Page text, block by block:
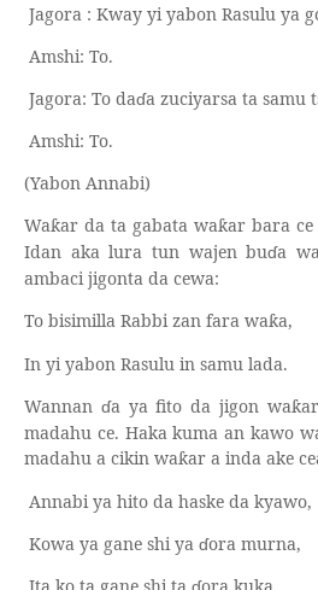
Jagora : Kway yi yabon Rasulu ya
Amshi: To.
Jagora: To daɗa zuciyarsa ta samu
Amshi: To.
(Yabon Annabi)
Waƙar da ta gabata waƙar bara ce
Idan aka lura tun wajen buɗa
ambaci jigonta da cewa:
To bisimilla Rabbi zan fara waƙa,
In yi yabon Rasulu in samu lada.
Wannan ɗa ya fito da jigon waƙar
madahu ce. Haka kuma an kawo
madahu a cikin waƙar a inda ake
Annabi ya hito da haske da kyawo,
Kowa ya gane shi ya ɗora murna,